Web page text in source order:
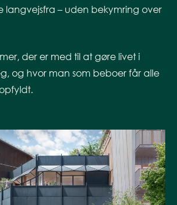
langvejsfra – uden bekymring over
der er med til at gøre livet i
og hvor man som beboer får alle